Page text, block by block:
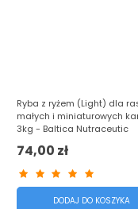
Ryba z ryżem (Light) dla
małych i miniaturowych
3kg - Baltica Nutraceutic
74,00 zł
DODAJ DO KOSZYKA